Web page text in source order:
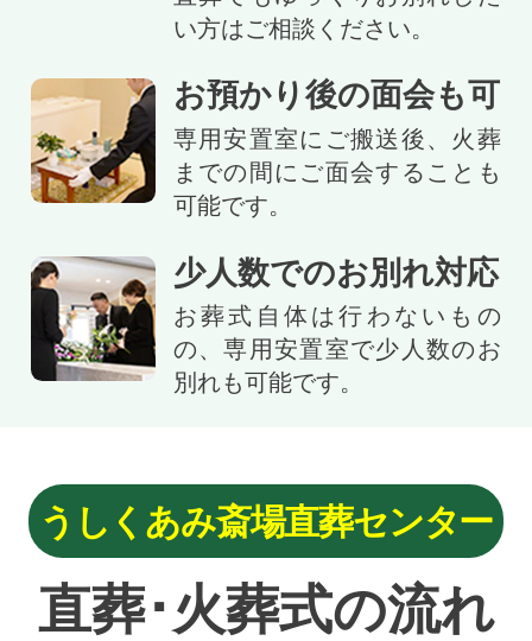
い方はご相談ください。
お預かり後の面会も可
専用安置室にご搬送後、火葬
までの間にご面会することも
可能です。
少人数でのお別れ対応
お葬式自体は行わないもの
の、専用安置室で少人数のお
別れも可能です。
うしくあみ斎場直葬センター
直葬･火葬式の流れ